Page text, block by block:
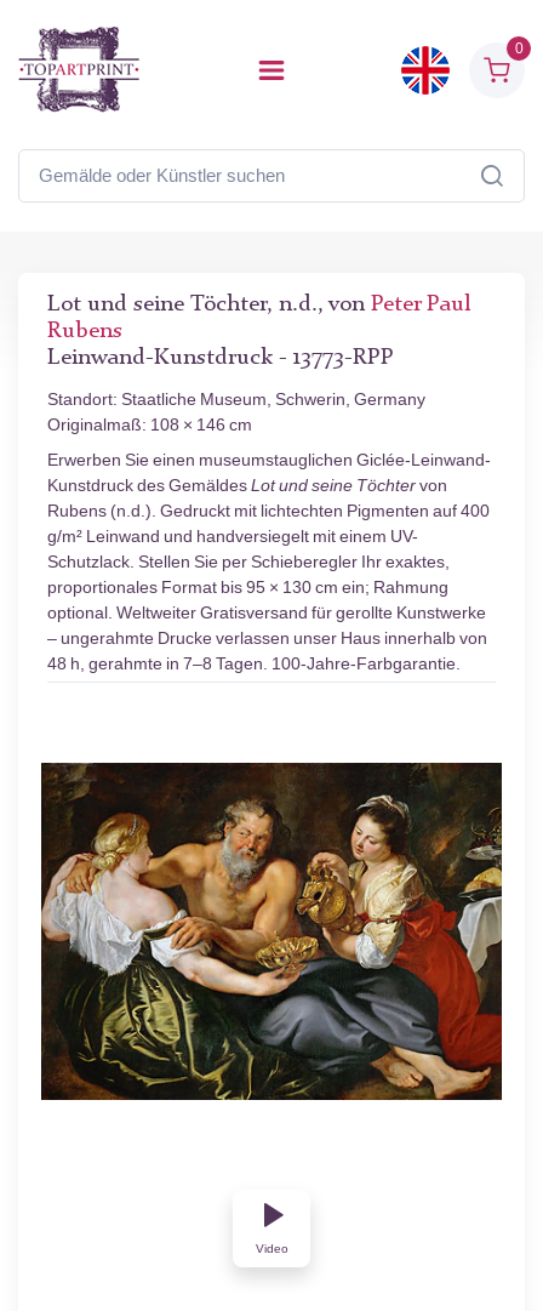
0
Lot und seine Töchter, n.d., von Peter Paul
Rubens
Leinwand-Kunstdruck - 13773-RPP
Standort: Staatliche Museum, Schwerin, Germany
Originalmaß: 108 × 146 cm
Erwerben Sie einen museumstauglichen Giclée-Leinwand-
Kunstdruck des GemäldesLot und seine Töchtervon
Rubens (n.d.). Gedruckt mit lichtechten Pigmenten auf 400
g/m² Leinwand und handversiegelt mit einem UV-
Schutzlack. Stellen Sie per Schieberegler Ihr exaktes,
proportionales Format bis 95 × 130 cm ein; Rahmung
optional. Weltweiter Gratisversand für gerollte Kunstwerke
– ungerahmte Drucke verlassen unser Haus innerhalb von
48 h, gerahmte in 7–8 Tagen. 100-Jahre-Farbgarantie.
Video